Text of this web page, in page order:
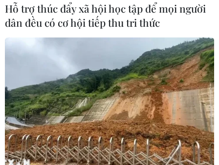
Tái hiện những tinh hoa làng nghề trong
triển lãm “Hà Nội trong tôi”
09/10/2018 09:05
80 bức ảnh trưng bày tại triển lãm ghi lại chân thực,
sinh động chân dung các nghệ nhân, cuộc sống lao
động sản xuất và sinh hoạt đời thường ở các làng nghề,
phố nghề của Hà Nội.
Hỗ trợ thúc đẩy xã hội học tập để mọi người
dân đều có cơ hội tiếp thu tri thức